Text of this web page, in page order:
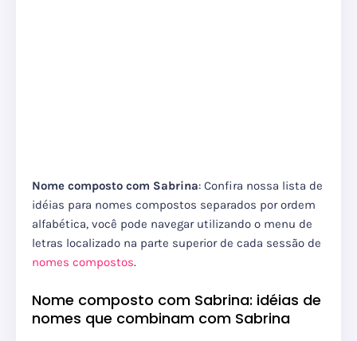
Nome composto com Sabrina: Confira nossa lista de
idéias para nomes compostos separados por ordem
alfabética, você pode navegar utilizando o menu de
letras localizado na parte superior de cada sessão de
nomes compostos.
Nome composto com Sabrina: idéias de
nomes que combinam com Sabrina